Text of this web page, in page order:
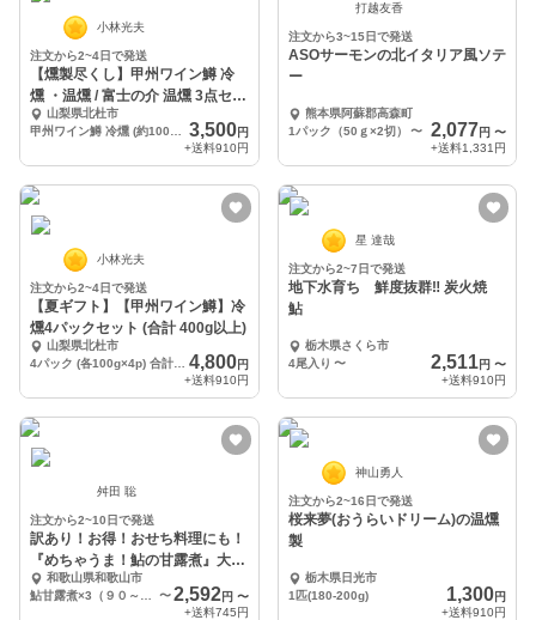
小林光夫
注文から2~4日で発送
【燻製尽くし】甲州ワイン鱒 冷
燻 ・温燻 / 富士の介 温燻 3点セッ
ト 山梨県北杜市
3,500円
+送料910円
打越友香
注文から3~15日で発送
ASOサーモンの北イタリア風ソテ
ー
熊本県阿蘇郡高森町
1パック（50ｇ×2切）
〜 2,077円 〜
+送料1,331円
小林光夫
注文から2~4日で発送
【夏ギフト】【甲州ワイン鱒】冷
燻4パックセット (合計 400g以上)
山梨県北杜市
4,800円
+送料910円
星 達哉
注文から2~7日で発送
地下水育ち 鮮度抜群‼️ 炭火焼
鮎
栃木県さくら市
4尾入り 〜 2,511円 〜
+送料910円
舛田 聡
注文から2~10日で発送
訳あり！お得！おせち料理にも！
『めちゃうま！鮎の甘露煮』大
3尾セット
和歌山県和歌山市
〜 2,592円 〜
+送料745円
神山勇人
注文から2~16日で発送
桜来夢(おうらいドリーム)の温燻
製
栃木県日光市
1匹(180-200g)
1,300円
+送料910円